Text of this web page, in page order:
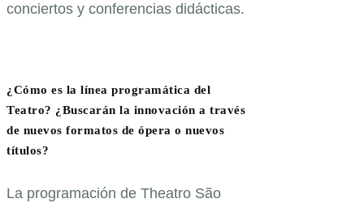
conciertos y conferencias didácticas.
¿Cómo es la línea programática del
Teatro? ¿Buscarán la innovación a través
de nuevos formatos de ópera o nuevos
títulos?
La programación de Theatro São